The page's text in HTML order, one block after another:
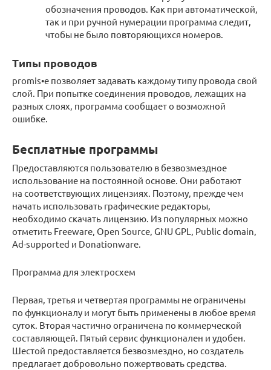
обозначения проводов. Как при автоматической,
так и при ручной нумерации программа следит,
чтобы не было повторяющихся номеров.
Типы проводов
promis•e позволяет задавать каждому типу провода свой
слой. При попытке соединения проводов, лежащих на
разных слоях, программа сообщает о возможной
ошибке.
Бесплатные программы
Предоставляются пользователю в безвозмездное
использование на постоянной основе. Они работают
на соответствующих лицензиях. Поэтому, прежде чем
начать использовать графические редакторы,
необходимо скачать лицензию. Из популярных можно
отметить Freeware, Open Source, GNU GPL, Public domain,
Ad-supported и Donationware.
Программа для электросхем
Первая, третья и четвертая программы не ограничены
по функционалу и могут быть применены в любое время
суток. Вторая частично ограничена по коммерческой
составляющей. Пятый сервис функционален и удобен.
Шестой предоставляется безвозмездно, но создатель
предлагает добровольно пожертвовать средства.